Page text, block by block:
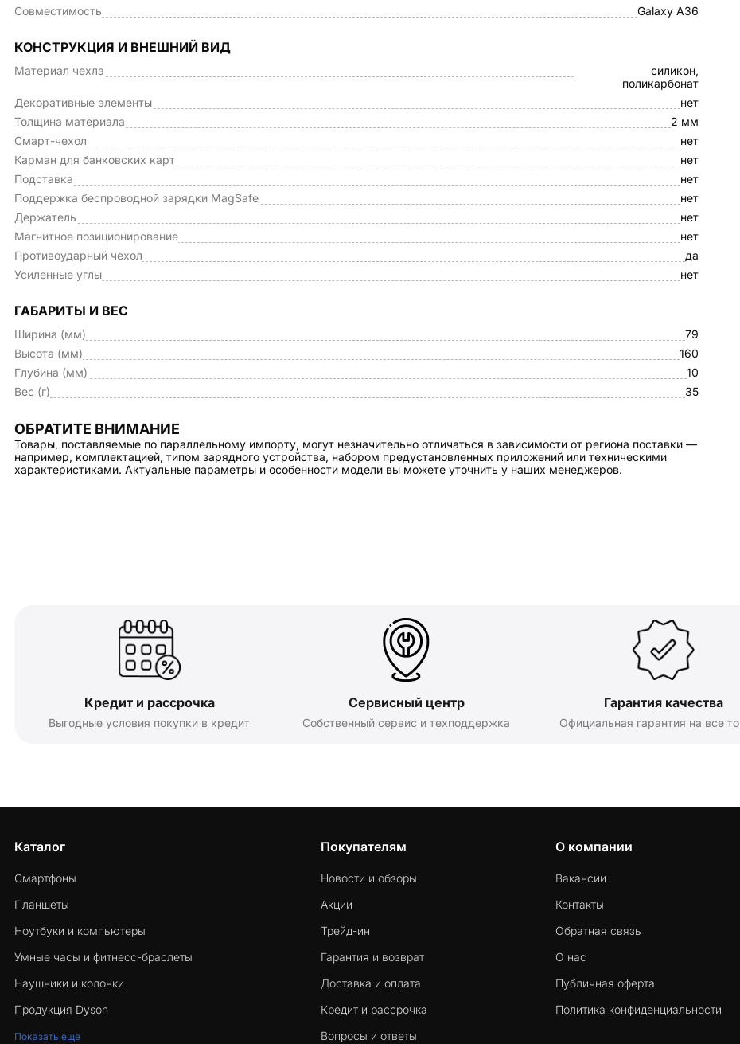
Совместимость
Galaxy A36
КОНСТРУКЦИЯ И ВНЕШНИЙ ВИД
Материал чехла
силикон,
поликарбонат
Декоративные элементы
нет
Толщина материала
2 мм
Смарт-чехол
нет
Карман для банковских карт
нет
Подставка
нет
Поддержка беспроводной зарядки MagSafe
нет
Держатель
нет
Магнитное позиционирование
нет
Противоударный чехол
да
Усиленные углы
нет
ГАБАРИТЫ И ВЕС
Ширина (мм)
79
Высота (мм)
160
Глубина (мм)
10
Вес (г)
35
ОБРАТИТЕ ВНИМАНИЕ
Товары, поставляемые по параллельному импорту, могут незначительно отличаться в зависимости от региона поставки —
например, комплектацией, типом зарядного устройства, набором предустановленных приложений или техническими
характеристиками. Актуальные параметры и особенности модели вы можете уточнить у наших менеджеров.
Кредит и рассрочка
Выгодные условия покупки в кредит
Сервисный центр
Собственный сервис и техподдержка
Гарантия качества
Официальная гарантия на все
Каталог
Смартфоны
Планшеты
Ноутбуки и компьютеры
Умные часы и фитнесс-браслеты
Наушники и колонки
Продукция Dyson
Показать еще
Покупателям
Новости и обзоры
Акции
Трейд-ин
Гарантия и возврат
Доставка и оплата
Кредит и рассрочка
Вопросы и ответы
О компании
Вакансии
Контакты
Обратная связь
О нас
Публичная оферта
Политика конфиденциальности